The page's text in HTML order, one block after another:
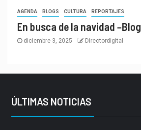
AGENDA BLOGS CULTURA REPORTAJES
En busca de la navidad –Blog
diciembre 3, 2025 Directordigital
ÚLTIMAS NOTICIAS